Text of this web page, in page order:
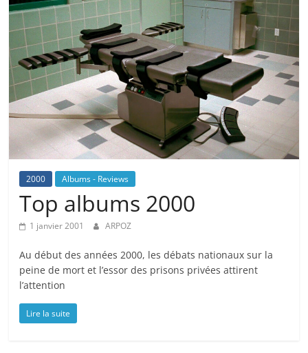
2000 Albums - Reviews
Top albums 2000
1 janvier 2001 ARPOZ
Au début des années 2000, les débats nationaux sur la
peine de mort et l’essor des prisons privées attirent
l’attention
Lire la suite